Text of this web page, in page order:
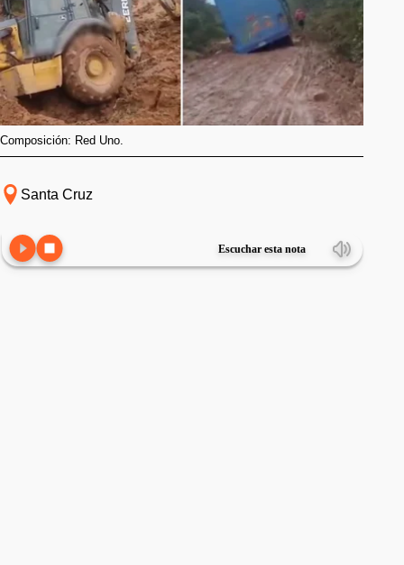
Composición: Red Uno.
Santa Cruz
Escuchar esta nota